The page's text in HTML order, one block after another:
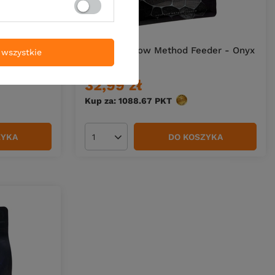
-
Pellet Baitnow Method Feeder - Onyx
2mm 800g
32,99 zł
Kup za: 1088.67 PKT punktów
Ilość produktów DO KOSZYKA